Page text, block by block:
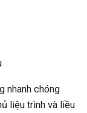
nhanh chóng
liệu trình và liều